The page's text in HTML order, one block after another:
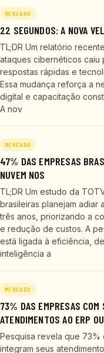
MERCADO
22 SEGUNDOS: A NOVA
TL;DR Um relatório
ataques cibernéticos caiu
respostas rápidas e
Essa mudança reforça a
digital e capacitação
A nov
MERCADO
47% DAS EMPRESAS
NUVEM NOS
TL;DR Um estudo da
brasileiras planejam adiar
três anos, priorizando a
e redução de custos. A
está ligada à eficiência,
inteligência a
MERCADO
73% DAS EMPRESAS COM
ATENDIMENTOS AO ERP
Pesquisa revela que 73%
integram seus